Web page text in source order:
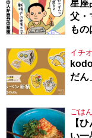
星座
父・
も
イチ
だん
ごは
【